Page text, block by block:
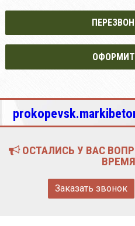
ОСТАЛИСЬ У ВАС
Заказать звонок